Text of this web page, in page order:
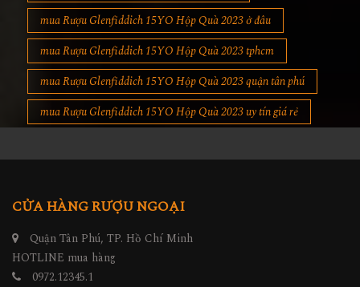
mua Rượu Glenfiddich 15YO Hộp Quà 2023 ở đâu
mua Rượu Glenfiddich 15YO Hộp Quà 2023 tphcm
mua Rượu Glenfiddich 15YO Hộp Quà 2023 quận tân phú
mua Rượu Glenfiddich 15YO Hộp Quà 2023 uy tín giá rẻ
CỬA HÀNG RƯỢU NGOẠI
Quận Tân Phú, TP. Hồ Chí Minh
HOTLINE mua hàng
0972.12345.1